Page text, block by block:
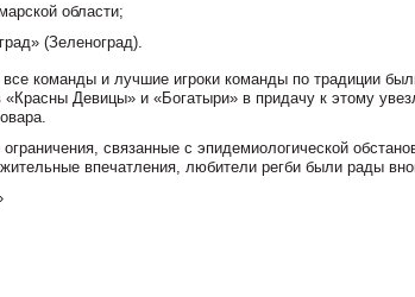
области;
(Зеленоград).
все команды и лучшие игроки команды по традиции
«Красны Девицы» и «Богатыри» в придачу к этому
связанные с эпидемиологической
впечатления, любители регби были рады